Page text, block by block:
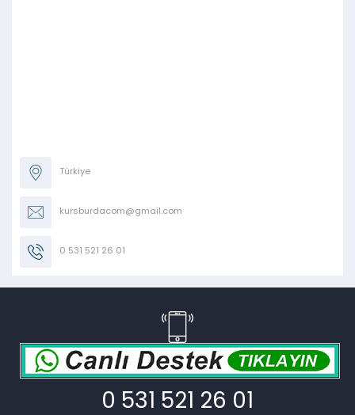
Türkiye
kursburdacom@gmail.com
0 531 521 26 01
0 531 521 26 01